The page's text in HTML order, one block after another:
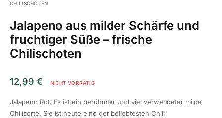
HILISCHOTEN
Jalapeno aus milder Schärfe und
fruchtiger Süße – frische
Chilischoten
12,99 € NICHT VORRÄTIG
Jalapeno Rot. Es ist ein berühmter und viel verwendeter milde
Chilisorte. Sie ist heute eine der beliebtesten Chili